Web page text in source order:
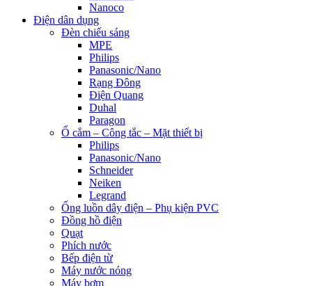
Nanoco
Điện dân dụng
Đèn chiếu sáng
MPE
Philips
Panasonic/Nano
Rạng Đông
Điện Quang
Duhal
Paragon
Ổ cắm – Công tắc – Mặt thiết bị
Philips
Panasonic/Nano
Schneider
Neiken
Legrand
Ống luồn dây điện – Phụ kiện PVC
Đồng hồ điện
Quạt
Phích nước
Bếp điện từ
Máy nước nóng
Máy bơm